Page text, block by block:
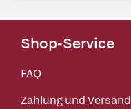
Shop-Service
FAQ
Zahlung und Versand